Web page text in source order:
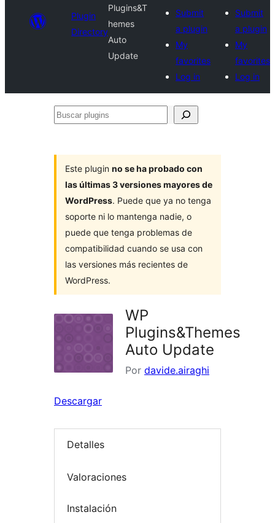
Plugin
Directory
Plugins&T
hemes
Auto
Update
Submit
a plugin
My
favorites
Log in
Submit
a plugin
My
favorites
Log in
Buscar
Este plugin no se ha probado con
las últimas 3 versiones mayores de
WordPress. Puede que ya no tenga
soporte ni lo mantenga nadie, o
puede que tenga problemas de
compatibilidad cuando se usa con
las versiones más recientes de
WordPress.
WP
Plugins&Themes
Auto Update
Por davide.airaghi
Descargar
Detalles
Valoraciones
Instalación